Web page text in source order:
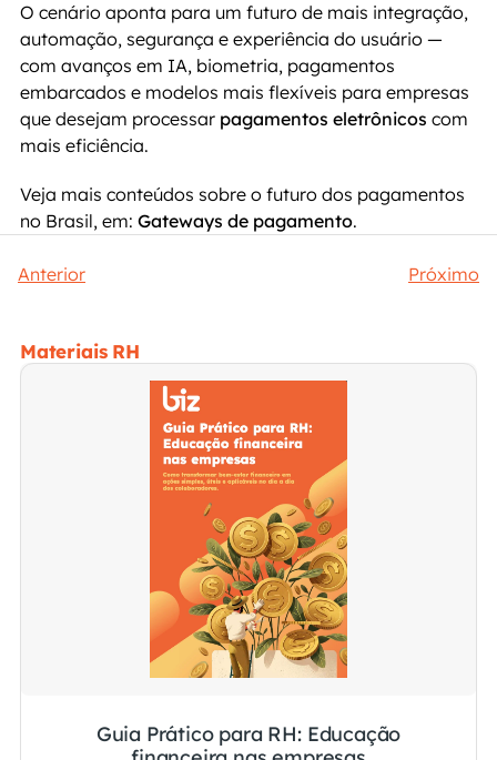
O cenário aponta para um futuro de mais integração,
automação, segurança e experiência do usuário —
com avanços em IA, biometria, pagamentos
embarcados e modelos mais flexíveis para empresas
que desejam processar pagamentos eletrônicos com
mais eficiência.
Veja mais conteúdos sobre o futuro dos pagamentos
no Brasil, em: Gateways de pagamento.
Anterior Próximo
Materiais RH
Guia Prático para RH: Educação